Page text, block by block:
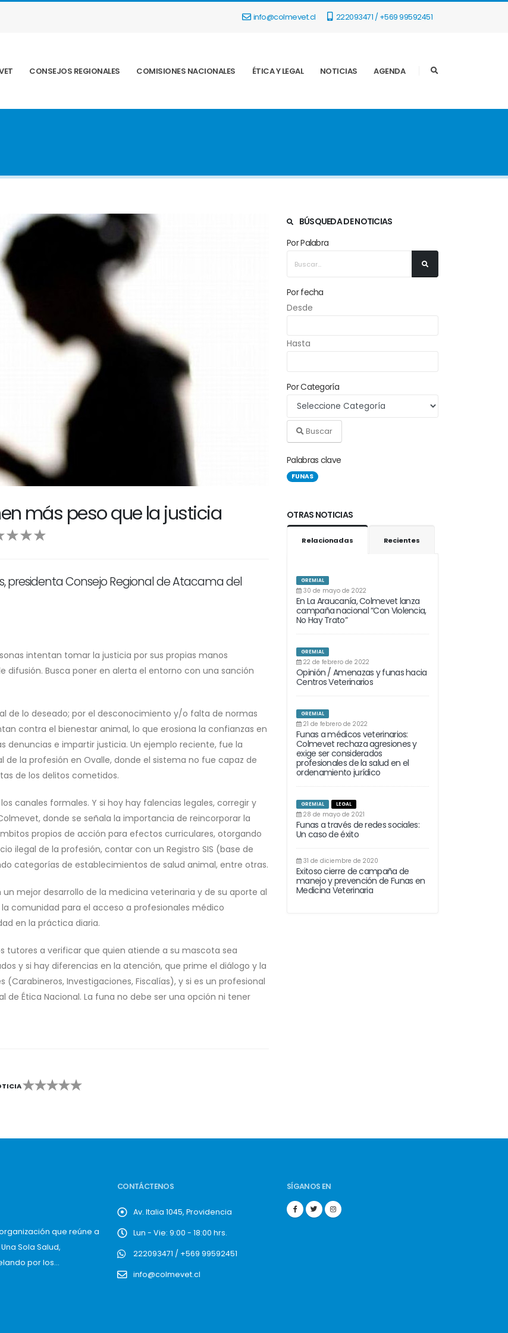
info@colmevet.cl 222093471 / +569 99592451
CONSEJOS REGIONALES COMISIONES NACIONALES ÉTICA Y LEGAL NOTICIAS AGENDA
BÚSQUEDA DE NOTICIAS
Por Palabra
Por fecha
Desde
Hasta
Por Categoría
Buscar
Palabras clave
FUNAS
OTRAS NOTICIAS
Relacionadas Recientes
GREMIAL
30 de mayo de 2022
En La Araucanía, Colmevet lanza
campaña nacional “Con Violencia,
No Hay Trato”
GREMIAL
22 de febrero de 2022
Opinión / Amenazas y funas hacia
Centros Veterinarios
GREMIAL
21 de febrero de 2022
Funas a médicos veterinarios:
Colmevet rechaza agresiones y
exige ser considerados
profesionales de la salud en el
ordenamiento jurídico
GREMIAL LEGAL
28 de mayo de 2021
Funas a través de redes sociales:
Un caso de éxito
31 de diciembre de 2020
Exitoso cierre de campaña de
manejo y prevención de Funas en
Medicina Veterinaria
más peso que la justicia
presidenta Consejo Regional de Atacama del
intentan tomar la justicia por sus propias manos
Busca poner en alerta el entorno con una sanción
de lo deseado; por el desconocimiento y/o falta de normas
contra el bienestar animal, lo que erosiona la confianzas en
denuncias e impartir justicia. Un ejemplo reciente, fue la
la profesión en Ovalle, donde el sistema no fue capaz de
de los delitos cometidos.
canales formales. Y si hoy hay falencias legales, corregir y
donde se señala la importancia de reincorporar la
propios de acción para efectos curriculares, otorgando
ilegal de la profesión, contar con un Registro SIS (base de
categorías de establecimientos de salud animal, entre otras.
mejor desarrollo de la medicina veterinaria y de su aporte al
comunidad para el acceso a profesionales médico
en la práctica diaria.
a verificar que quien atiende a su mascota sea
y si hay diferencias en la atención, que prime el diálogo y la
Investigaciones, Fiscalías), y si es un profesional
Ética Nacional. La funa no debe ser una opción ni tener
5
que reúne a
Sola Salud,
por los...
CONTÁCTENOS
Av. Italia 1045, Providencia
Lun - Vie: 9:00 - 18:00 hrs.
222093471 / +569 99592451
info@colmevet.cl
SÍGANOS EN